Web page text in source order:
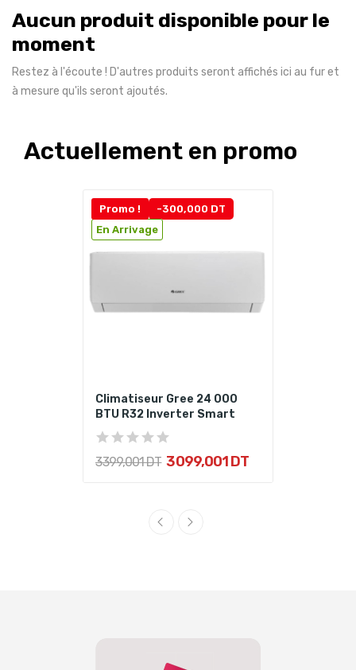
Aucun produit disponible pour le
moment
Restez à l'écoute ! D'autres produits seront affichés ici au fur et
à mesure qu'ils seront ajoutés.
Actuellement en promo
Promo !
-300,000 DT
En Arrivage
Climatiseur Gree 24 000
BTU R32 Inverter Smart
3 399,001 DT 3 099,001 DT